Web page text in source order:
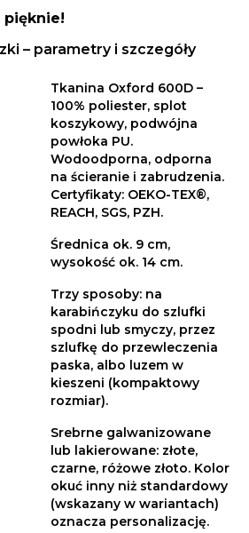
pięknie!
– parametry i szczegóły
Tkanina Oxford 600D –
100% poliester, splot
koszykowy, podwójna
powłoka PU.
Wodoodporna, odporna
na ścieranie i zabrudzenia.
Certyfikaty: OEKO-TEX®,
REACH, SGS, PZH.
Średnica ok. 9 cm,
wysokość ok. 14 cm.
Trzy sposoby: na
karabińczyku do szlufki
spodni lub smyczy, przez
szlufkę do przewleczenia
paska, albo luzem w
kieszeni (kompaktowy
rozmiar).
Srebrne galwanizowane
lub lakierowane: złote,
czarne, różowe złoto. Kolor
okuć inny niż standardowy
(wskazany w wariantach)
oznacza personalizację.